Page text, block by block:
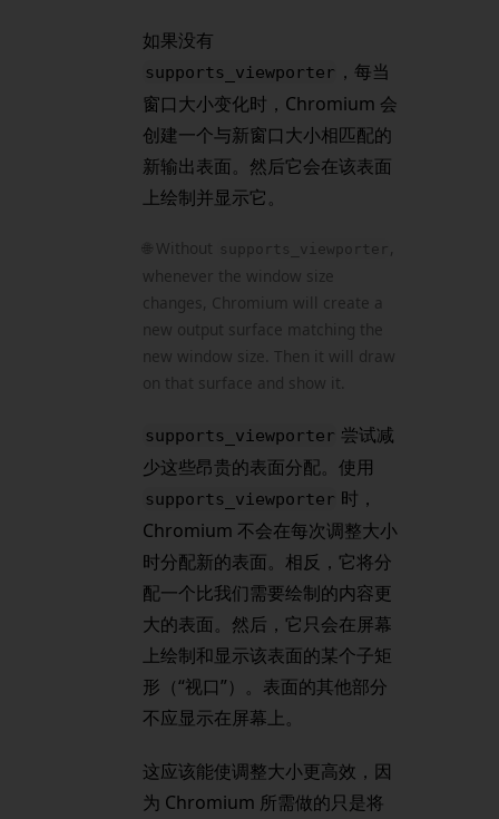
如果没有
supports_viewporter ，每当
窗口大小变化时，Chromium 会
创建一个与新窗口大小相匹配的
新输出表面。然后它会在该表面
上绘制并显示它。
🌐 Without supports_viewporter
whenever the window size
changes, Chromium will create a
new output surface matching the
new window size. Then it will draw
on that surface and show it.
supports_viewporter 尝试减
少这些昂贵的表面分配。使用
supports_viewporter 时，
Chromium 不会在每次调整大小
时分配新的表面。相反，它将分
配一个比我们需要绘制的内容更
大的表面。然后，它只会在屏幕
上绘制和显示该表面的某个子矩
形（“视口”）。表面的其他部分
不应显示在屏幕上。
这应该能使调整大小更高效，因
为 Chromium 所需做的只是将